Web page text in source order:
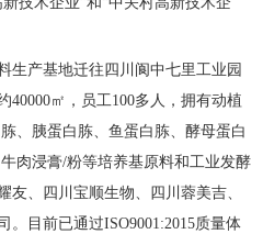
生产基地迁往四川阆中七里工业园
40000㎡，员工100多人，拥有动植
、胰蛋白胨、鱼蛋白胨、酵母蛋白
肉浸膏/粉等培养基原料和工业发酵
友、四川宝顺生物、四川蓉美吉、
。目前已通过ISO9001:2015质量体